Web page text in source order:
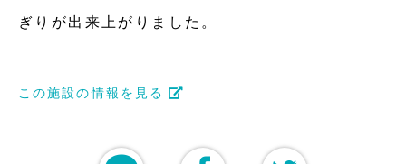
ぎりが出来上がりました。
この施設の情報を見る